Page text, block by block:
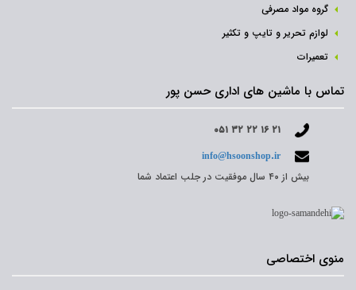
گروه مواد مصرفی
لوازم تحریر و تایپ و تکثیر
تعمیرات
تماس با ماشین های اداری حسن پور
۰۵۱ ۳۲ ۲۲ ۱۶ ۲۱
info@hsoonshop.ir
بیش از ۴۰ سال موفقیت در جلب اعتماد شما
منوی اختصاصی